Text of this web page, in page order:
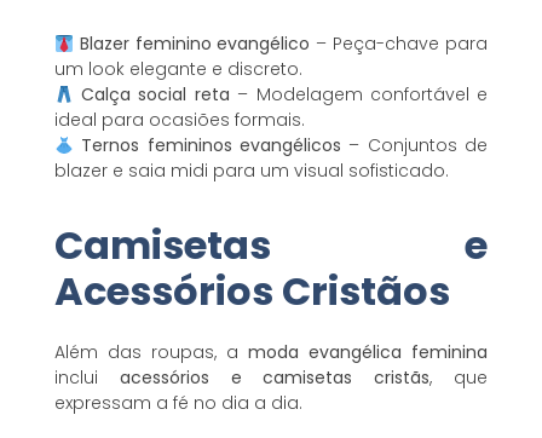
Blazer feminino evangélico – Peça-chave para
um look elegante e discreto.
Calça social reta – Modelagem confortável e
ideal para ocasiões formais.
Ternos femininos evangélicos – Conjuntos de
blazer e saia midi para um visual sofisticado.
Camisetas e
Acessórios Cristãos
Além das roupas, amoda evangélica feminina
inclui acessórios e camisetas cristãs, que
expressam a fé no dia a dia.